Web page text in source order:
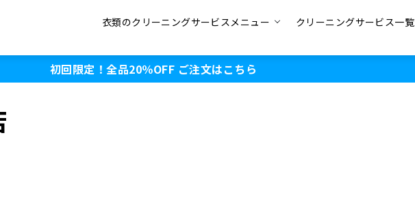
衣類のクリーニングサービスメニュー クリーニングサービス一覧
初回限定！全品20％OFF ご注文はこちら